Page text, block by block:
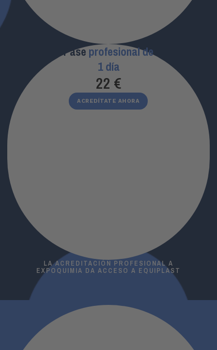
Paseprofesional de
1 día
22 €
ACREDÍTATE AHORA
LA ACREDITACIÓN PROFESIONAL A
EXPOQUIMIA DA ACCESO A EQUIPLAST